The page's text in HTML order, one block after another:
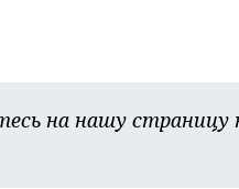
на нашу страницу